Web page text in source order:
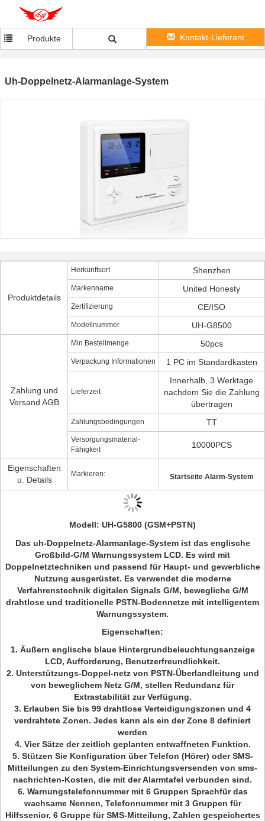
Produkte Kontakt-Lieferant
Uh-Doppelnetz-Alarmanlage-System
Produktdetails
Herkunftsort Shenzhen
Markenname United Honesty
Zertifizierung CE/ISO
Modellnummer UH-G8500
Zahlung und
Versand AGB
Min Bestellmenge 50pcs
Verpackung Informationen 1 PC im Standardkasten
Lieferzeit
Innerhalb, 3 Werktage
nachdem Sie die Zahlung
übertragen
Zahlungsbedingungen TT
Versorgungsmaterial-
Fähigkeit
10000PCS
Eigenschaften
u. Details
Markieren: Startseite Alarm-System
Modell: UH-G5800 (GSM+PSTN)
Das uh-Doppelnetz-Alarmanlage-System ist das englische
Großbild-G/M Warnungssystem LCD. Es wird mit
Doppelnetztechniken und passend für Haupt- und gewerbliche
Nutzung ausgerüstet. Es verwendet die moderne
Verfahrenstechnik digitalen Signals G/M, bewegliche G/M
drahtlose und traditionelle PSTN-Bodennetze mit intelligentem
Warnungssystem.
Eigenschaften:
1. Äußern englische blaue Hintergrundbeleuchtungsanzeige
LCD, Aufforderung, Benutzerfreundlichkeit.
2. Unterstützungs-Doppel-netz von PSTN-Überlandleitung und
von beweglichem Netz G/M, stellen Redundanz für
Extrastabilität zur Verfügung.
3. Erlauben Sie bis 99 drahtlose Verteidigungszonen und 4
verdrahtete Zonen. Jedes kann als ein der Zone 8 definiert
werden
4. Vier Sätze der zeitlich geplanten entwaffneten Funktion.
5. Stützen Sie Konfiguration über Telefon (Hörer) oder SMS-
Mitteilungen zu den System-Einrichtungsversenden von sms-
nachrichten-Kosten, die mit der Alarmtafel verbunden sind.
6. Warnungstelefonnummer mit 6 Gruppen Sprachfür das
wachsame Nennen, Telefonnummer mit 3 Gruppen für
Hilfssenior, 6 Gruppe für SMS-Mitteilung, Zahlen gespeichertes